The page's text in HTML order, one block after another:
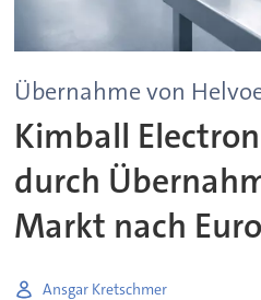
Übernahme von
Kimball
durch
Markt nach
Ansgar Kretschmer